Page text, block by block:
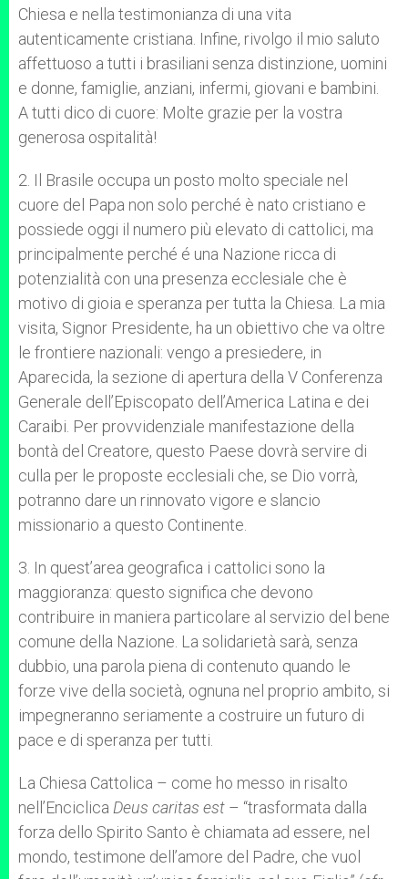
Chiesa e nella testimonianza di una vita
autenticamente cristiana. Infine, rivolgo il mio saluto
affettuoso a tutti i brasiliani senza distinzione, uomini
e donne, famiglie, anziani, infermi, giovani e bambini.
A tutti dico di cuore: Molte grazie per la vostra
generosa ospitalità!
2. Il Brasile occupa un posto molto speciale nel
cuore del Papa non solo perché è nato cristiano e
possiede oggi il numero più elevato di cattolici, ma
principalmente perché é una Nazione ricca di
potenzialità con una presenza ecclesiale che è
motivo di gioia e speranza per tutta la Chiesa. La mia
visita, Signor Presidente, ha un obiettivo che va oltre
le frontiere nazionali: vengo a presiedere, in
Aparecida, la sezione di apertura della V Conferenza
Generale dell’Episcopato dell’America Latina e dei
Caraibi. Per provvidenziale manifestazione della
bontà del Creatore, questo Paese dovrà servire di
culla per le proposte ecclesiali che, se Dio vorrà,
potranno dare un rinnovato vigore e slancio
missionario a questo Continente.
3. In quest’area geografica i cattolici sono la
maggioranza: questo significa che devono
contribuire in maniera particolare al servizio del bene
comune della Nazione. La solidarietà sarà, senza
dubbio, una parola piena di contenuto quando le
forze vive della società, ognuna nel proprio ambito, si
impegneranno seriamente a costruire un futuro di
pace e di speranza per tutti.
La Chiesa Cattolica – come ho messo in risalto
nell’Enciclica Deus caritas est – “trasformata dalla
forza dello Spirito Santo è chiamata ad essere, nel
mondo, testimone dell’amore del Padre, che vuol